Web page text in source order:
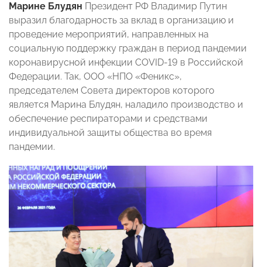
Марине Блудян Президент РФ Владимир Путин
выразил благодарность за вклад в организацию и
проведение мероприятий, направленных на
социальную поддержку граждан в период пандемии
коронавирусной инфекции COVID-19 в Российской
Федерации. Так, ООО «НПО «Феникс»,
председателем Совета директоров которого
является Марина Блудян, наладило производство и
обеспечение респираторами и средствами
индивидуальной защиты общества во время
пандемии.